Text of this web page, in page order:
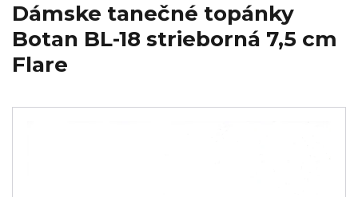
Dámske tanečné topánky
Botan BL-18 strieborná 7,5 cm
Flare